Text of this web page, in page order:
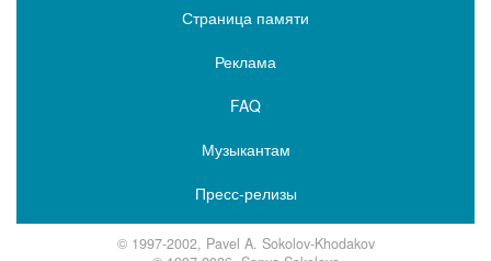
Страница памяти
Реклама
FAQ
Музыкантам
Пресс-релизы
© 1997-2002, Pavel A. Sokolov-Khodakov